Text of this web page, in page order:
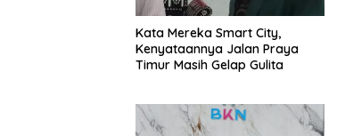
Kata Mereka Smart City,
Kenyataannya Jalan Praya
Timur Masih Gelap Gulita